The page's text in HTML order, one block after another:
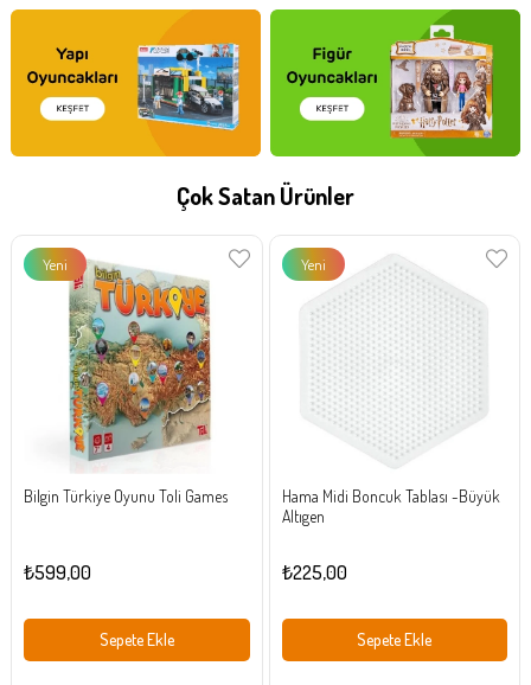
Çok Satan Ürünler
Bilgin Türkiye Oyunu Toli Games
₺599,00
Sepete Ekle
Yeni
Ürün
Hama Midi Boncuk Tablası -Büyük
Altıgen
₺225,00
Sepete Ekle
Yeni